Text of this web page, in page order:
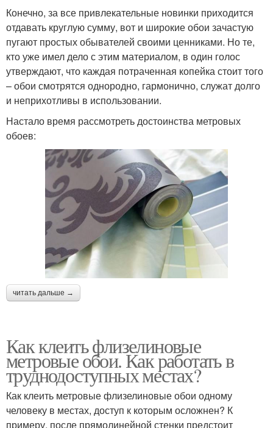
Конечно, за все привлекательные новинки приходится
отдавать круглую сумму, вот и широкие обои зачастую
пугают простых обывателей своими ценниками. Но те,
кто уже имел дело с этим материалом, в один голос
утверждают, что каждая потраченная копейка стоит того
– обои смотрятся однородно, гармонично, служат долго
и неприхотливы в использовании.
Настало время рассмотреть достоинства метровых
обоев:
читать дальше →
Как клеить флизелиновые
метровые обои. Как работать в
труднодоступных местах?
Как клеить метровые флизелиновые обои одному
человеку в местах, доступ к которым осложнен? К
примеру, после прямолинейной стенки предстоит